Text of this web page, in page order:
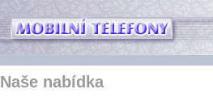
Naše nabídka